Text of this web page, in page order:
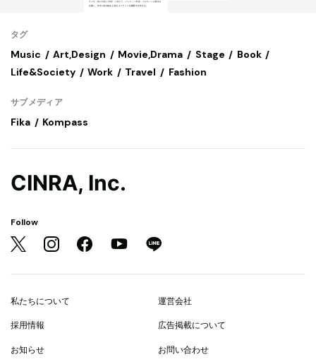
タグ
Music Art,Design Movie,Drama Stage
Book
Life&Society
Work Travel Fashion
サブメディア
Fika Kompass
CINRA, Inc.
Follow
私たちについて 運営会社
採用情報 広告掲載について
お知らせ お問い合わせ